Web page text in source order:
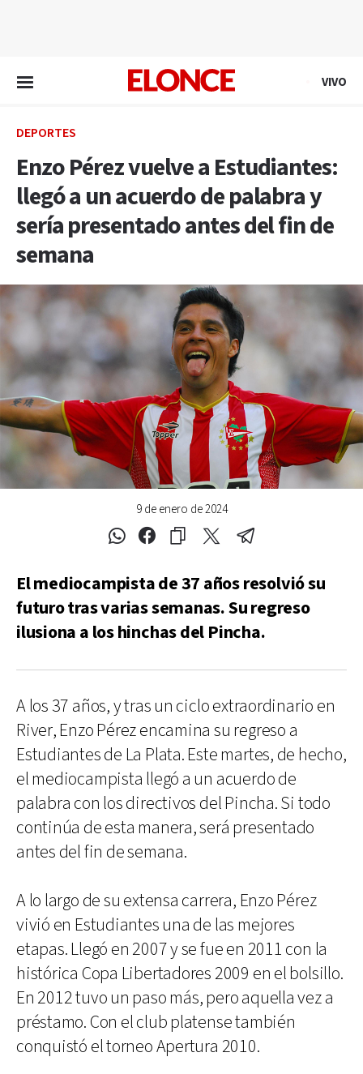
VIVO
DEPORTES
Enzo Pérez vuelve a Estudiantes:
llegó a un acuerdo de palabra y
sería presentado antes del fin de
semana
9 de enero de 2024
El mediocampista de 37 años resolvió su
futuro tras varias semanas. Su regreso
ilusiona a los hinchas del Pincha.
A los 37 años, y tras un ciclo extraordinario en
River, Enzo Pérez encamina su regreso a
Estudiantes de La Plata. Este martes, de hecho,
el mediocampista llegó a un acuerdo de
palabra con los directivos del Pincha. Si todo
continúa de esta manera, será presentado
antes del fin de semana.
A lo largo de su extensa carrera, Enzo Pérez
vivió en Estudiantes una de las mejores
etapas. Llegó en 2007 y se fue en 2011 con la
histórica Copa Libertadores 2009 en el bolsillo.
En 2012 tuvo un paso más, pero aquella vez a
préstamo. Con el club platense también
conquistó el torneo Apertura 2010.